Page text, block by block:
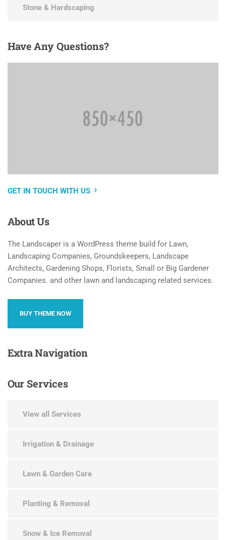
Stone & Hardscaping
HaveAny Questions?
GET IN TOUCH WITH US
AboutUs
The Landscaper is a WordPress theme build for Lawn,
Landscaping Companies, Groundskeepers, Landscape
Architects, Gardening Shops, Florists, Small or Big Gardener
Companies. and other lawn and landscaping related services.
BUY THEME NOW
ExtraNavigation
OurServices
View all Services
Irrigation & Drainage
Lawn & Garden Care
Planting & Removal
Snow & Ice Removal